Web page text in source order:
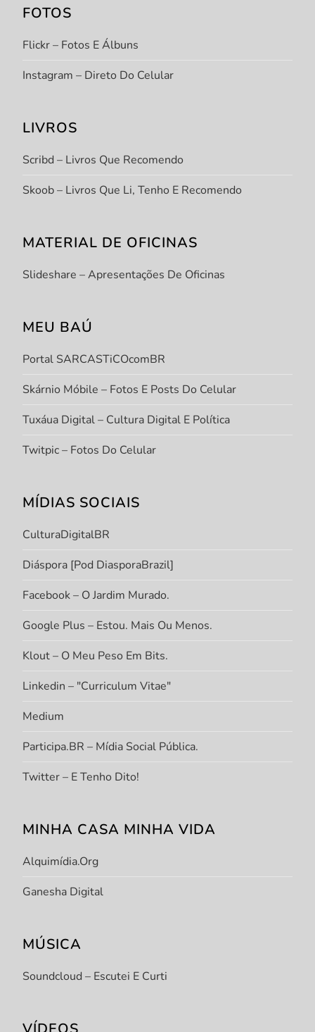
FOTOS
Flickr – Fotos E Álbuns
Instagram – Direto Do Celular
LIVROS
Scribd – Livros Que Recomendo
Skoob – Livros Que Li, Tenho E Recomendo
MATERIAL DE OFICINAS
Slideshare – Apresentações De Oficinas
MEU BAÚ
Portal SARCASTiCOcomBR
Skárnio Móbile – Fotos E Posts Do Celular
Tuxáua Digital – Cultura Digital E Política
Twitpic – Fotos Do Celular
MÍDIAS SOCIAIS
CulturaDigitalBR
Diáspora [Pod DiasporaBrazil]
Facebook – O Jardim Murado.
Google Plus – Estou. Mais Ou Menos.
Klout – O Meu Peso Em Bits.
Linkedin – "Curriculum Vitae"
Medium
Participa.BR – Mídia Social Pública.
Twitter – E Tenho Dito!
MINHA CASA MINHA VIDA
Alquimídia.org
Ganesha Digital
MÚSICA
Soundcloud – Escutei E Curti